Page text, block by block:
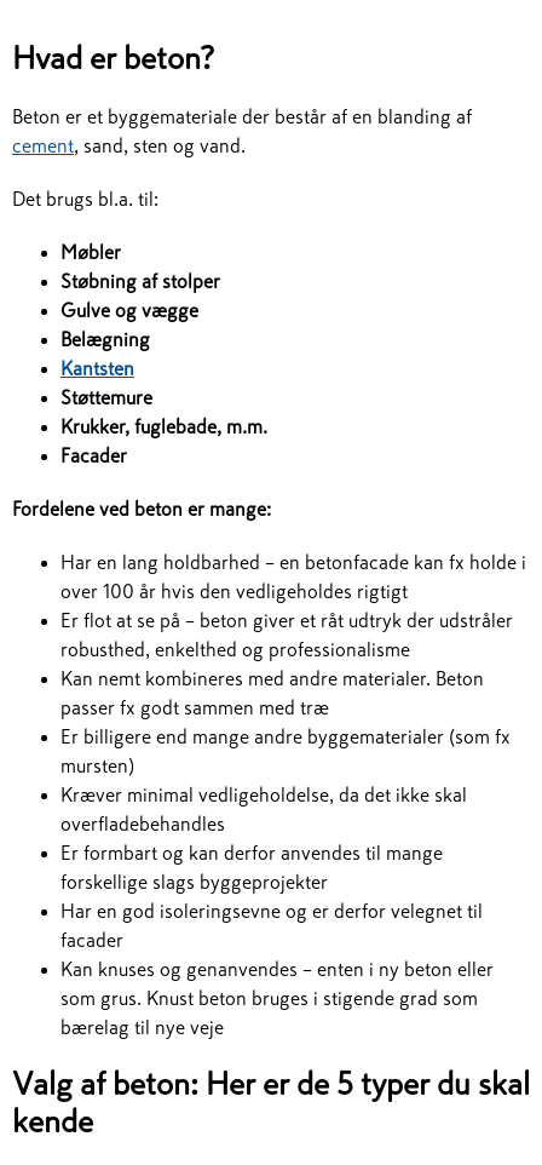
Hvad er beton?
Beton er et byggemateriale der består af en blanding af
cement , sand, sten og vand.
Det brugs bl.a. til:
Møbler
Støbning af stolper
Gulve og vægge
Belægning
Kantsten
Støttemure
Krukker, fuglebade, m.m.
Facader
Fordelene ved beton er mange:
Har en lang holdbarhed – en betonfacade kan fx holde i
over 100 år hvis den vedligeholdes rigtigt
Er flot at se på – beton giver et råt udtryk der udstråler
robusthed, enkelthed og professionalisme
Kan nemt kombineres med andre materialer. Beton
passer fx godt sammen med træ
Er billigere end mange andre byggematerialer (som fx
mursten)
Kræver minimal vedligeholdelse, da det ikke skal
overfladebehandles
Er formbart og kan derfor anvendes til mange
forskellige slags byggeprojekter
Har en god isoleringsevne og er derfor velegnet til
facader
Kan knuses og genanvendes – enten i ny beton eller
som grus. Knust beton bruges i stigende grad som
bærelag til nye veje
Valg af beton: Her er de 5 typer du skal
kende